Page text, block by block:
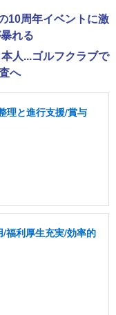
10周年イベントに激
れる
人...ゴルフクラブで
へ
理と進行支援/賞与
福利厚生充実/効率的